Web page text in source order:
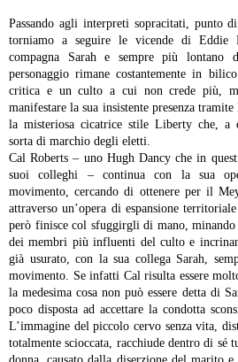
Passando agli interpreti sopracitati, punto
torniamo a seguire le vicende di Eddie
compagna Sarah e sempre più lontano
personaggio rimane costantemente in
critica e un culto a cui non crede più,
manifestare la sua insistente presenza
la misteriosa cicatrice stile Liberty che, a
sorta di marchio degli eletti.
Cal Roberts – uno Hugh Dancy che in
suoi colleghi – continua con la sua
movimento, cercando di ottenere per il
attraverso un’opera di espansione
però finisce col sfuggirgli di mano,
dei membri più influenti del culto e
già usurato, con la sua collega Sarah,
movimento. Se infatti Cal risulta essere
la medesima cosa non può essere detta di
poco disposta ad accettare la condotta
L’immagine del piccolo cervo senza vita,
totalmente scioccata, racchiude dentro di sé